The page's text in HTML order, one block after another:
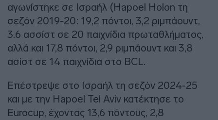
αγωνίστηκε σε Ισραήλ (Hapoel Holon τη
σεζόν 2019-20: 19,2 πόντοι, 3,2 ριμπάουντ,
3.6 ασσίστ σε 20 παιχνίδια πρωταθλήματος,
αλλά και 17,8 πόντοι, 2,9 ριμπάουντ και 3,8
ασίστ σε 14 παιχνίδια στο BCL.
Επέστρεψε στο Ισραήλ τη σεζόν 2024-25
και με την Hapoel Tel Aviv κατέκτησε το
Εurocup, έχοντας 13,6 πόντους, 2,8